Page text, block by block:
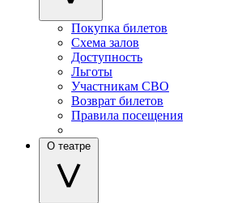
Покупка билетов
Схема залов
Доступность
Льготы
Участникам СВО
Возврат билетов
Правила посещения
О театре